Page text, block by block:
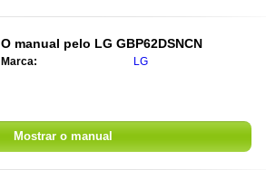
O manual pelo LG GBP62DSNCN
Marca: LG
Mostrar o manual